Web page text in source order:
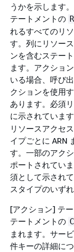
うかを示します
テートメントの
れるすべてのリ
す。列にリソー
ンを含むステー
ます。アクショ
いる場合、呼び
クションを使用
あります。必須
に示されていま
リソースアクセ
イプごとに ARN
す。一部のアク
ポートされてい
須として示され
スタイプのいず
[アクション] テ
テートメントの
まれます。サー
件キーの詳細に